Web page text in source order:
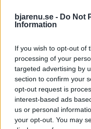
bjarenu.se - Do Not
Information
If you wish to opt-out of
processing of your
targeted advertising by
section to confirm your
opt-out request is
interest-based ads
us or personal
your opt-out. You may